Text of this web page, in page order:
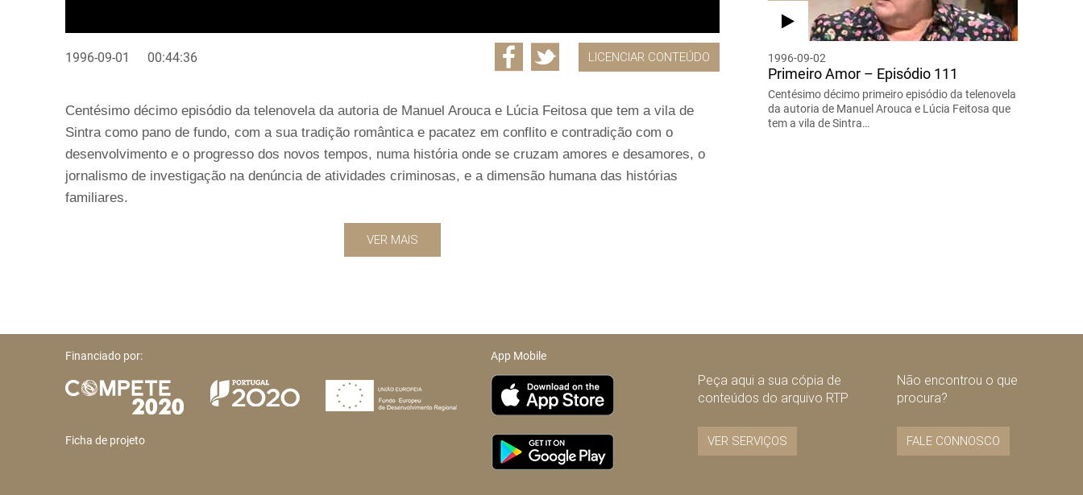
1996-09-01 00:44:36 LICENCIAR CONTEÚDO
Centésimo décimo episódio da telenovela da autoria de Manuel Arouca e Lúcia Feitosa que tem a vila de
Sintra como pano de fundo, com a sua tradição romântica e pacatez em conflito e contradição com o
desenvolvimento e o progresso dos novos tempos, numa história onde se cruzam amores e desamores, o
jornalismo de investigação na denúncia de atividades criminosas, e a dimensão humana das histórias
familiares.
VER MAIS
1996-09-02
Primeiro Amor – Episódio 111
Centésimo décimo primeiro episódio da telenovela
da autoria de Manuel Arouca e Lúcia Feitosa que
tem a vila de Sintra…
Financiado por:
Ficha de projeto
App Mobile
Peça aqui a sua cópia de
conteúdos do arquivo RTP
VER SERVIÇOS
Não encontrou o que
procura?
FALE CONNOSCO